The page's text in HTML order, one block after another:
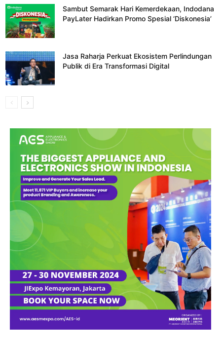
Sambut Semarak Hari Kemerdekaan, Indodana
PayLater Hadirkan Promo Spesial ‘Diskonesia’
Jasa Raharja Perkuat Ekosistem Perlindungan
Publik di Era Transformasi Digital